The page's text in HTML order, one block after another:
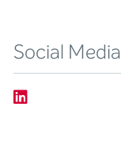
Social Media